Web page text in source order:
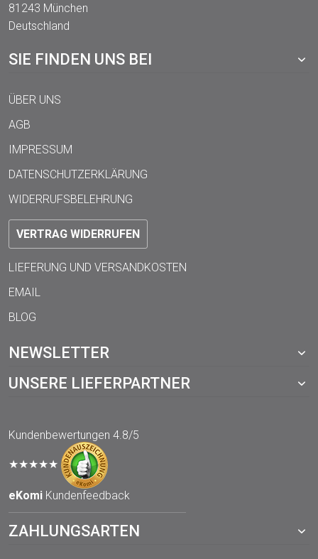
81243 München
Deutschland
SIE FINDEN UNS BEI
ÜBER UNS
AGB
IMPRESSUM
DATENSCHUTZERKLÄRUNG
WIDERRUFSBELEHRUNG
VERTRAG WIDERRUFEN
LIEFERUNG UND VERSANDKOSTEN
EMAIL
BLOG
NEWSLETTER
UNSERE LIEFERPARTNER
Kundenbewertungen 4.8/5
★★★★★
eKomi Kundenfeedback
ZAHLUNGSARTEN